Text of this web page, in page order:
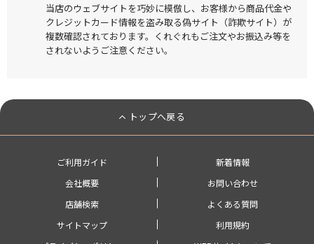
当店のウェブサイトを巧妙に模倣し、お客様から商品代金や
クレジットカード情報を盗み取る偽サイト（詐欺サイト）が
複数確認されております。くれぐれもご注文やお振込み等を
されないようご注意ください。
トップへ戻る
ご利用ガイド
新着情報
会社概要
お問い合わせ
店舗検索
よくある質問
サイトマップ
利用規約